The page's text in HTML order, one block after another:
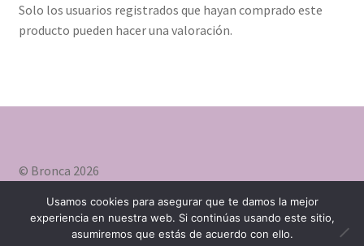
Solo los usuarios registrados que hayan comprado este
producto pueden hacer una valoración.
© Bronca 2026
Usamos cookies para asegurar que te damos la mejor
experiencia en nuestra web. Si continúas usando este sitio,
asumiremos que estás de acuerdo con ello.